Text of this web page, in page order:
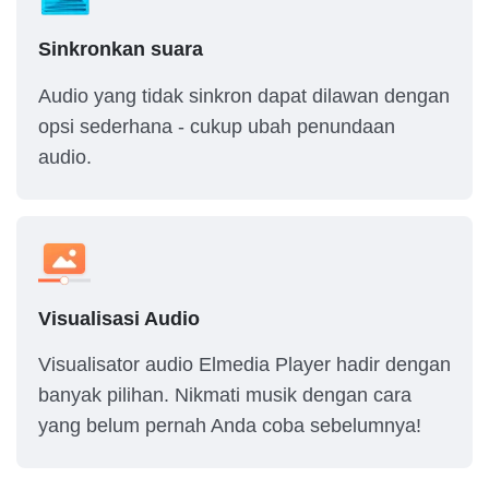
Sinkronkan suara
Audio yang tidak sinkron dapat dilawan dengan
opsi sederhana - cukup ubah penundaan
audio.
Visualisasi Audio
Visualisator audio Elmedia Player hadir dengan
banyak pilihan. Nikmati musik dengan cara
yang belum pernah Anda coba sebelumnya!